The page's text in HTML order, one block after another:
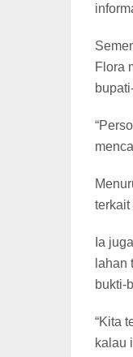
Flora
terkait
Ia
lahan
bukti-
“Kita
kalau